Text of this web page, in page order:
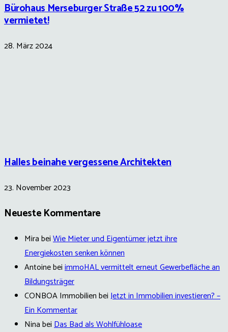
Bürohaus Merseburger Straße 52 zu 100%
vermietet!
28. März 2024
Halles beinahe vergessene Architekten
23. November 2023
Neueste Kommentare
MirabeiWie Mieter und Eigentümer jetzt ihre
Energiekosten senken können
AntoinebeiimmoHAL vermittelt erneut Gewerbefläche an
Bildungsträger
CONBOA ImmobilienbeiJetzt in Immobilien investieren? –
Ein Kommentar
NinabeiDas Bad als Wohlfühloase